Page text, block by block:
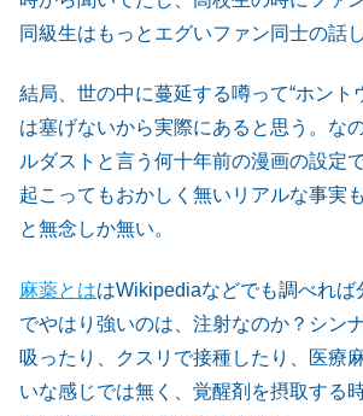
同級生はもっとエグいファン同士の話
結局、世の中に蔓延する噂って“ホント
は塞げないから実際にあると思う。な
ルダストと言う何十年前の漫画の設定
起こってもおかしく無いリアルな事実
と無念しか無い。
麻薬とははWikipediaなどでも調べれば
でやはり強いのは、注射なのか？シン
吸ったり、クスリで接種したり、医療
いな感じでは無く、覚醒剤を摂取する